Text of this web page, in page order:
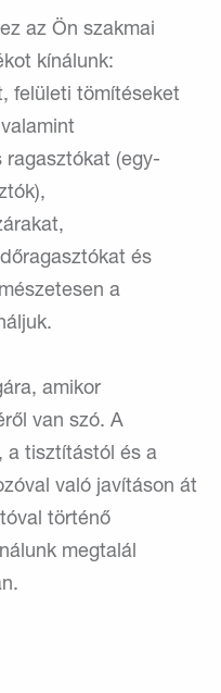
az Ön szakmai
kínálunk:
felületi tömítéseket
(egy-
és
a
amikor
van szó. A
a tisztítástól és a
való javításon át
történő
megtalál